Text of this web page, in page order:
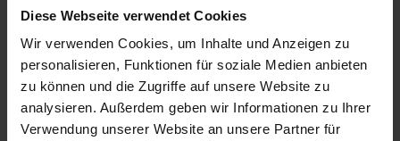
Diese Webseite verwendet Cookies
Wir verwenden Cookies, um Inhalte und Anzeigen zu
personalisieren, Funktionen für soziale Medien anbieten
zu können und die Zugriffe auf unsere Website zu
analysieren. Außerdem geben wir Informationen zu Ihrer
Verwendung unserer Website an unsere Partner für
RST56 Broschüre
PDF
2.04 MB
Weitere Produkte von diesem Aussteller